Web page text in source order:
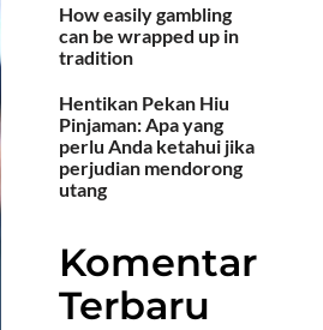
How easily gambling
can be wrapped up in
tradition
Hentikan Pekan Hiu
Pinjaman: Apa yang
perlu Anda ketahui jika
perjudian mendorong
utang
Komentar
Terbaru